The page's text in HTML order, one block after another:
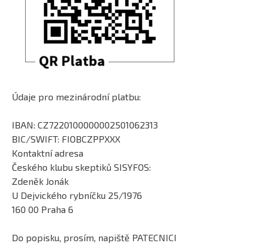
Údaje pro mezinárodní platbu:
IBAN: CZ7220100000002501062313
BIC/SWIFT: FIOBCZPPXXX
Kontaktní adresa
Českého klubu skeptiků SISYFOS:
Zdeněk Jonák
U Dejvického rybníčku 25/1976
160 00 Praha 6
Do popisku, prosím, napiště PATECNICI